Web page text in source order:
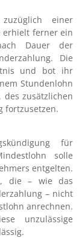
einer
erhielt ferner ein
Dauer der
Die
und bot ihr
Stundenlohn
des zusätzlichen
fortzusetzen.
für
solle
entgelten.
die – wie das
– nicht
anrechnen.
unzulässige